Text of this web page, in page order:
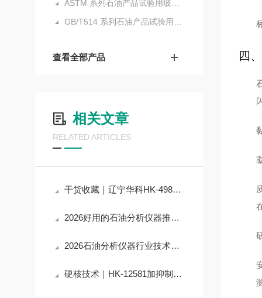
查看全部产品
相关文章
RELATED ARTICLES
干货收藏｜辽宁华科HK-4985A自动石油蜡针入度测定器核心技术原理拆解
2026好用的石油分析仪器推荐，辽宁华科HK-6602 液化石油气蒸气压测定器
2026石油分析仪器行业技术前沿：辽宁华科润滑脂滚筒安定性测定器应用与突破
硬核技术｜HK-12581加抑制剂氧化特性测定器如何通过技术优化，提升准确度？
四